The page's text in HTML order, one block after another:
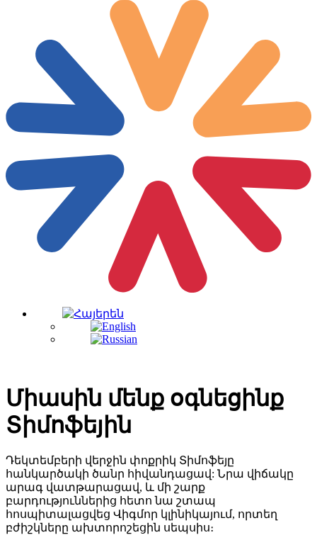
Միասին մենք օգնեցինք
Տիմոֆեյին
Դեկտեմբերի վերջին փոքրիկ Տիմոֆեյը
հանկարծակի ծանր հիվանդացավ: Նրա վիճակը
արագ վատթարացավ, և մի շարք
բարդություններից հետո նա շտապ
հոսպիտալացվեց Վիգմոր կլինիկայում, որտեղ
բժիշկները ախտորոշեցին սեպսիս։